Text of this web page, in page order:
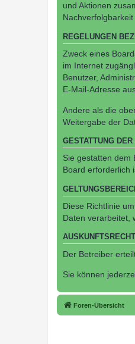
und Aktionen
REGELUNGEN
Zweck eines
im Internet
Benutzer,
E-Mail-Adresse
Andere als die
Weitergabe der
GESTATTUNG
Sie gestatten dem
Board erforderlich
Diese Richtlinie
Daten verarbeitet,
AUSKUNFTSRECHT
Der Betreiber
Sie können
Foren-Übersicht